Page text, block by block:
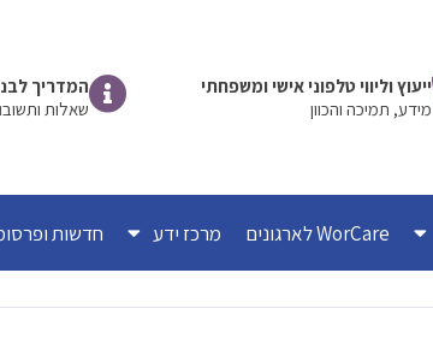
ייעוץ וליווי טלפוני אישי ומשפחתי
מידע, תמיכה והכוון
המדריך
שאלות
WorCare לארגונים מרכז ידע חדשות